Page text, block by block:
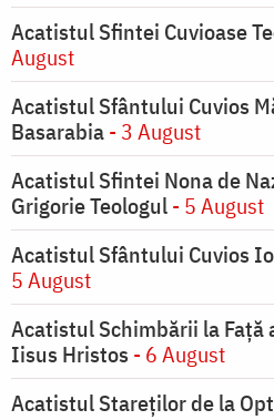
Acatistul Sfintei Cuvioase
August
Acatistul Sfântului Cuvios
Basarabia- 3 August
Acatistul Sfintei Nona de
Grigorie Teologul- 5 August
Acatistul Sfântului Cuvios
5 August
Acatistul Schimbării la Faţă
Iisus Hristos - 6 August
Acatistul Stareţilor de la